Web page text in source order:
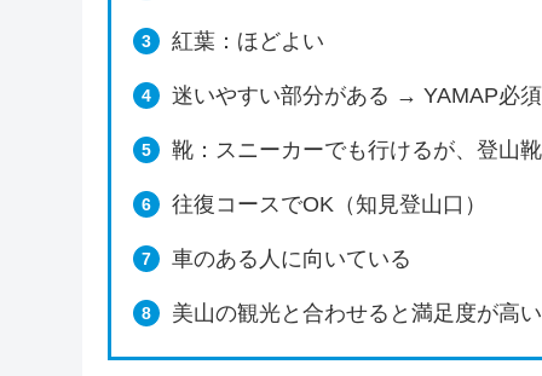
紅葉：ほどよい
迷いやすい部分がある → YAMAP必須
靴：スニーカーでも行けるが、登山
往復コースでOK（知見登山口）
車のある人に向いている
美山の観光と合わせると満足度が高い